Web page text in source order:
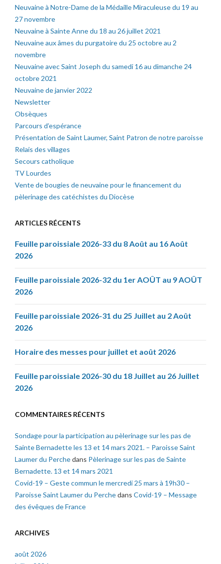
Neuvaine à Notre-Dame de la Médaille Miraculeuse du 19 au
27 novembre
Neuvaine à Sainte Anne du 18 au 26 juillet 2021
Neuvaine aux âmes du purgatoire du 25 octobre au 2
novembre
Neuvaine avec Saint Joseph du samedi 16 au dimanche 24
octobre 2021
Neuvaine de janvier 2022
Newsletter
Obsèques
Parcours d’espérance
Présentation de Saint Laumer, Saint Patron de notre paroisse
Relais des villages
Secours catholique
TV Lourdes
Vente de bougies de neuvaine pour le financement du
pèlerinage des catéchistes du Diocèse
ARTICLES RÉCENTS
Feuille paroissiale 2026-33 du 8 Août au 16 Août
2026
Feuille paroissiale 2026-32 du 1er AOÛT au 9 AOÛT
2026
Feuille paroissiale 2026-31 du 25 Juillet au 2 Août
2026
Horaire des messes pour juillet et août 2026
Feuille paroissiale 2026-30 du 18 Juillet au 26 Juillet
2026
COMMENTAIRES RÉCENTS
Sondage pour la participation au pèlerinage sur les pas de
Sainte Bernadette les 13 et 14 mars 2021. – Paroisse Saint
Laumer du Perchedans Pèlerinage sur les pas de Sainte
Bernadette. 13 et 14 mars 2021
Covid-19 – Geste commun le mercredi 25 mars à 19h30 –
Paroisse Saint Laumer du Perchedans Covid-19 – Message
des évêques de France
ARCHIVES
août 2026